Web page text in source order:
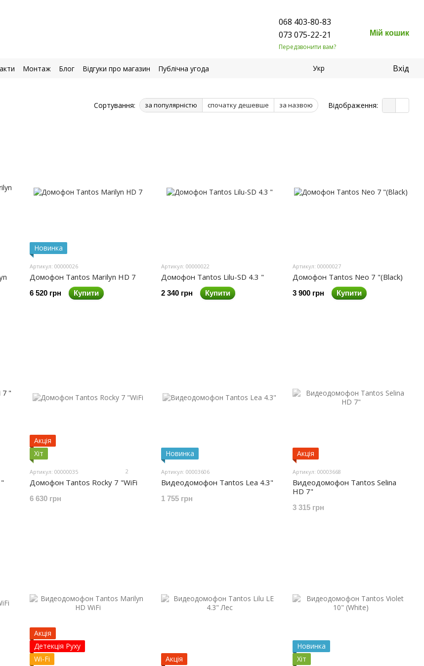
068 403-80-83
073 075-22-21
Передзвонити вам?
Мій кошик
Монтаж Блог Відгуки про магазин
Публічна угода
Укр Вхід
Сортування: за популярністю спочатку дешевше за назвою Відображення:
Новинка
Артикул: 00000026
Домофон Tantos Marilyn HD 7
6 520 грн Купити
Артикул: 00000022
Домофон Tantos Lilu-SD 4.3 "
2 340 грн Купити
Артикул: 00000027
Домофон Tantos Neo 7 "(Black)
3 900 грн Купити
Акція
Хіт
Артикул: 00000035 2
Домофон Tantos Rocky 7 "WiFi
6 630 грн
Новинка
Артикул: 00003606
Видеодомофон Tantos Lea 4.3"
1 755 грн
Акція
Артикул: 00003668
Видеодомофон Tantos Selina
HD 7"
3 315 грн
Акція
Детекція Руху
Wi-Fi
Акція
Новинка
Хіт